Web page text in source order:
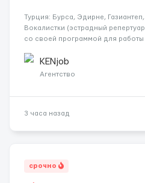
Турция: Бурса, Эдирне,
Вокалистки (эстрадный
со своей программой для работы
одного до трех месяцев. Мед.
KENjob
Агентство
3 часа назад
срочно